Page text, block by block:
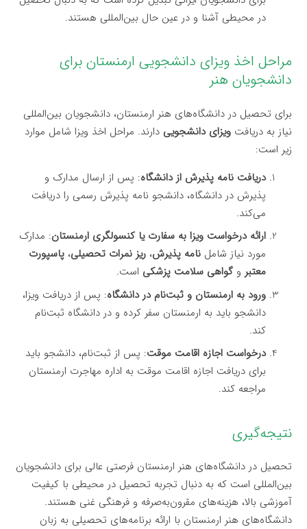
در محیطی آشنا و در عین حال بین‌المللی هستند.
مراحل اخذ ویزای دانشجویی ارمنستان برای
دانشجویان هنر
برای تحصیل در دانشگاه‌های هنر ارمنستان، دانشجویان بین‌المللی
نیاز به دریافتویزای دانشجویی دارند. مراحل اخذ ویزا شامل موارد
زیر است:
دریافت نامه پذیرش از دانشگاه: پس از ارسال مدارک و
پذیرش در دانشگاه، دانشجو نامه پذیرش رسمی را دریافت
می‌کند.
ارائه درخواست ویزا به سفارت یا کنسولگری ارمنستان: مدارک
مورد نیاز شامل نامه پذیرش، ریز نمرات تحصیلی، پاسپورت
معتبر و گواهی سلامت پزشکی است.
ورود به ارمنستان و ثبت‌نام در دانشگاه: پس از دریافت ویزا،
دانشجو باید به ارمنستان سفر کرده و در دانشگاه ثبت‌نام
کند.
درخواست اجازه اقامت موقت: پس از ثبت‌نام، دانشجو باید
برای دریافت اجازه اقامت موقت به اداره مهاجرت ارمنستان
مراجعه کند.
نتیجه‌گیری
تحصیل در دانشگاه‌های هنر ارمنستان فرصتی عالی برای دانشجویان
بین‌المللی است که به دنبال تجربه تحصیل در محیطی با کیفیت
آموزشی بالا، هزینه‌های مقرون‌به‌صرفه و فرهنگی غنی هستند.
دانشگاه‌های هنر ارمنستان با ارائه برنامه‌های تحصیلی به زبان